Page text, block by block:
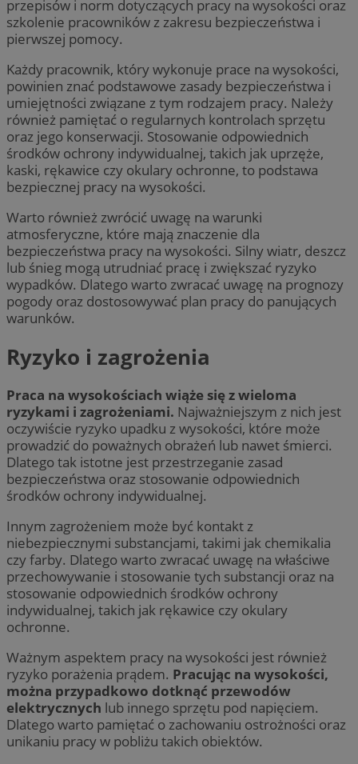
przepisów i norm dotyczących pracy na wysokości oraz
szkolenie pracowników z zakresu bezpieczeństwa i
pierwszej pomocy.
Każdy pracownik, który wykonuje prace na wysokości,
powinien znać podstawowe zasady bezpieczeństwa i
umiejętności związane z tym rodzajem pracy. Należy
również pamiętać o regularnych kontrolach sprzętu
oraz jego konserwacji. Stosowanie odpowiednich
środków ochrony indywidualnej, takich jak uprzęże,
kaski, rękawice czy okulary ochronne, to podstawa
bezpiecznej pracy na wysokości.
Warto również zwrócić uwagę na warunki
atmosferyczne, które mają znaczenie dla
bezpieczeństwa pracy na wysokości. Silny wiatr, deszcz
lub śnieg mogą utrudniać pracę i zwiększać ryzyko
wypadków. Dlatego warto zwracać uwagę na prognozy
pogody oraz dostosowywać plan pracy do panujących
warunków.
Ryzyko i zagrożenia
Praca na wysokościach wiąże się z wieloma
ryzykami i zagrożeniami. Najważniejszym z nich jest
oczywiście ryzyko upadku z wysokości, które może
prowadzić do poważnych obrażeń lub nawet śmierci.
Dlatego tak istotne jest przestrzeganie zasad
bezpieczeństwa oraz stosowanie odpowiednich
środków ochrony indywidualnej.
Innym zagrożeniem może być kontakt z
niebezpiecznymi substancjami, takimi jak chemikalia
czy farby. Dlatego warto zwracać uwagę na właściwe
przechowywanie i stosowanie tych substancji oraz na
stosowanie odpowiednich środków ochrony
indywidualnej, takich jak rękawice czy okulary
ochronne.
Ważnym aspektem pracy na wysokości jest również
ryzyko porażenia prądem. Pracując na wysokości,
można przypadkowo dotknąć przewodów
elektrycznych lub innego sprzętu pod napięciem.
Dlatego warto pamiętać o zachowaniu ostrożności oraz
unikaniu pracy w pobliżu takich obiektów.